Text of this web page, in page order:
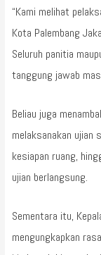
“Kami melihat
Kota Palembang
Seluruh panitia
tanggung jawab
Beliau juga
melaksanakan ujian
kesiapan ruang,
ujian berlangsung.
Sementara itu,
mengungkapkan